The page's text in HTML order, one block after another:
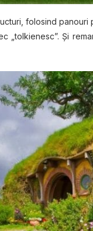
fоlоѕіnd
„tоlkіеnеѕс”. Șі